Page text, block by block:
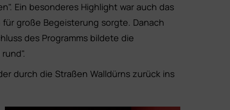
Ein besonderes Highlight war auch das
große Begeisterung sorgte. Danach
des Programms bildete die
durch die Straßen Walldürns zurück ins